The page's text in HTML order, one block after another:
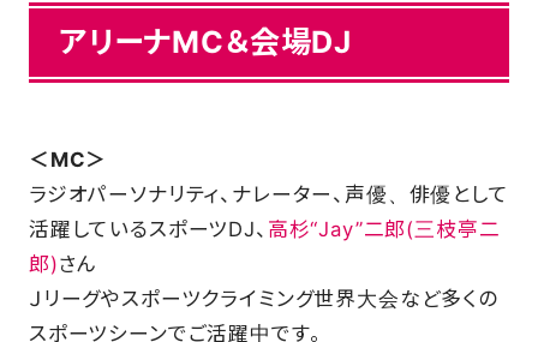
アリーナMC＆会場DJ
＜MC＞
ラジオパーソナリティ、ナレーター、声優、俳優として
活躍しているスポーツDJ、 高杉“Jay”二郎(三枝亭二
郎)さん
Ｊリーグやスポーツクライミング世界大会など多くの
スポーツシーンでご活躍中です。